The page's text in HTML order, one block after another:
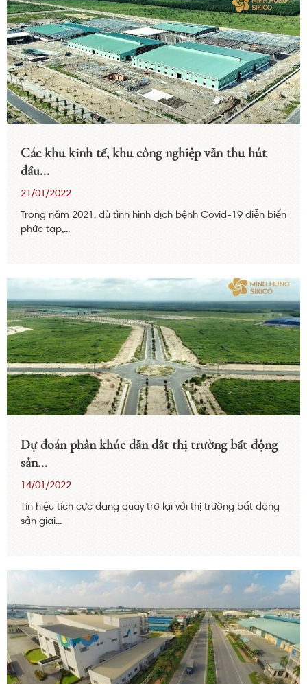
Các khu kinh tế, khu công nghiệp vẫn thu hút
đầu...
21/01/2022
Trong năm 2021, dù tình hình dịch bệnh Covid-19 diễn biến
phức tạp,...
Dự đoán phân khúc dẫn dắt thị trường bất động
sản...
14/01/2022
Tín hiệu tích cực đang quay trở lại với thị trường bất động
sản giai...